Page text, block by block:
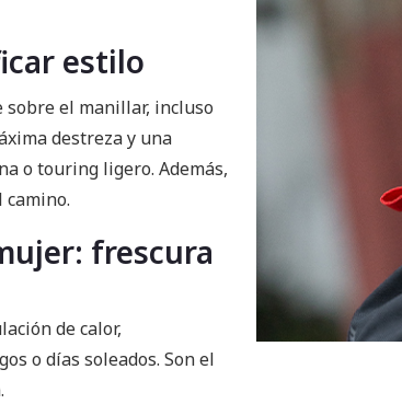
estilo
sobre el manillar, incluso
destreza y una
o touring ligero. Además,
frescura
de calor,
o días soleados. Son el